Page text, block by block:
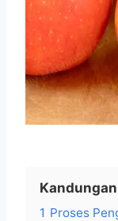
Kandungan
1 Proses